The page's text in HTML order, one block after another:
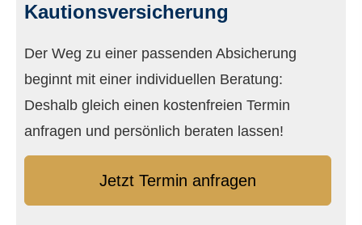
Kautionsversicherung
Der Weg zu einer passenden Absicherung
beginnt mit einer individuellen Beratung:
Deshalb gleich einen kostenfreien Termin
anfragen und persönlich beraten lassen!
Jetzt Termin anfragen